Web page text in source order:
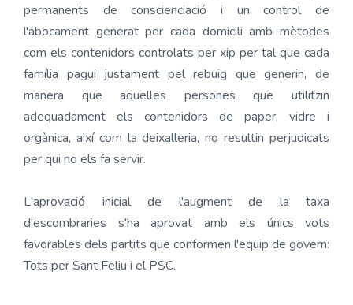
permanents de conscienciació i un control de
l'abocament generat per cada domicili amb mètodes
com els contenidors controlats per xip per tal que cada
família pagui justament pel rebuig que generin, de
manera que aquelles persones que utilitzin
adequadament els contenidors de paper, vidre i
orgànica, així com la deixalleria, no resultin perjudicats
per qui no els fa servir.
L'aprovació inicial de l'augment de la taxa
d'escombraries s'ha aprovat amb els únics vots
favorables dels partits que conformen l'equip de govern:
Tots per Sant Feliu i el PSC.